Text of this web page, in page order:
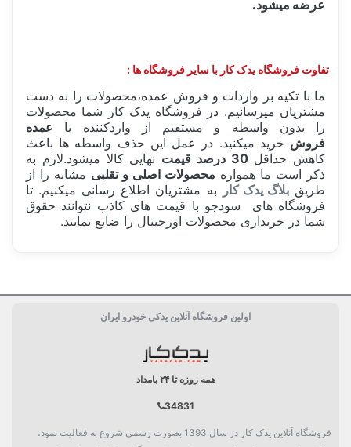
عرضه میشود.
تفاوت فروشگاه یدک کار با سایر فروشگاه ها :
ما با تکیه بر واردات و فروش عمده،محصولات را به دست
مشتریان میرسانیم. در فروشگاه یدک کار شما محصولات
را بدون واسطه و مستقیم از واردکننده یا عمده
فروش خرید میکنید. در عمل این حذف واسطه ها باعث
کاهش حداقل30 درصد قیمت
نهایی کالا میشود.لازم به
ذکر است ما همواره محصولات اصلی و تقلبی مشابه را از
طریقبلاگ یدک کار به مشتریان اطلاع رسانی میکنیم. تا
فروشگاه های سودجو با قیمت های کاذب نتوانند حقوق
شما در خریداری محصولات اورجینال را ضایع نمایند.
مشخصات فنی لامپ H7
اولین فروشگاه آنلاین یدکی خودرو ایران
همه روزه تا ۲۴ بامداد
34831
فروشگاه آنلاین یدک کار در سال 1393 بصورت رسمی شروع به فعالیت نمود،